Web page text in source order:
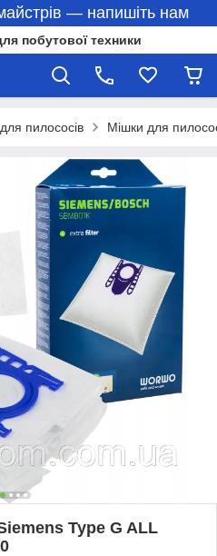
— напишіть нам
побутової техники
пилососів Мішки для
Type G ALL